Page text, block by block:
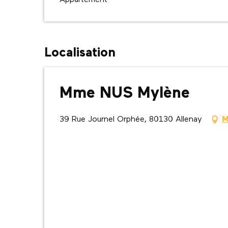
Localisation
Mme NUS Mylène
39 Rue Journel Orphée, 80130 Allenay